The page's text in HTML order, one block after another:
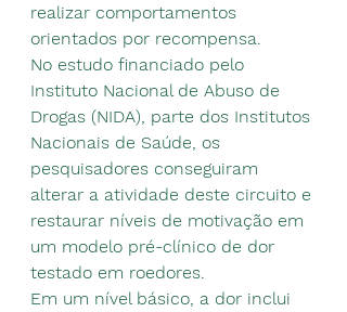
realizar comportamentos
orientados por recompensa.
No estudo financiado pelo
Instituto Nacional de Abuso de
Drogas (NIDA), parte dos Institutos
Nacionais de Saúde, os
pesquisadores conseguiram
alterar a atividade deste circuito e
restaurar níveis de motivação em
um modelo pré-clínico de dor
testado em roedores.
Em um nível básico, a dor inclui